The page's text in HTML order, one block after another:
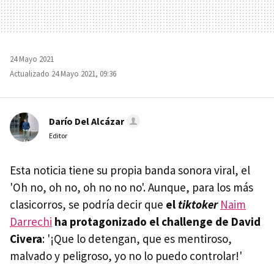
24 Mayo 2021
Actualizado 24 Mayo 2021, 09:36
Darío Del Alcázar
Editor
Esta noticia tiene su propia banda sonora viral, el
'Oh no, oh no, oh no no no'. Aunque, para los más
clasicorros, se podría decir que el tiktoker Naim
Darrechi ha protagonizado el challenge de David
Civera: '¡Que lo detengan, que es mentiroso,
malvado y peligroso, yo no lo puedo controlar!'